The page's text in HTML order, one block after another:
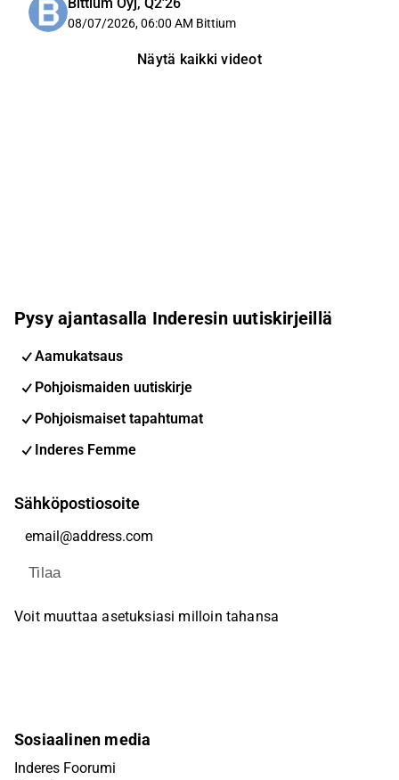
08/07/2026, 06:00 AM Bittium
Näytä kaikki videot
Pysy ajantasalla Inderesin uutiskirjeillä
Aamukatsaus
Pohjoismaiden uutiskirje
Pohjoismaiset tapahtumat
Inderes Femme
Sähköpostiosoite
Tilaa
Voit muuttaa asetuksiasi milloin tahansa
Sosiaalinen media
Inderes Foorumi